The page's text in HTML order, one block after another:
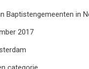
Baptistengemeenten in
2017